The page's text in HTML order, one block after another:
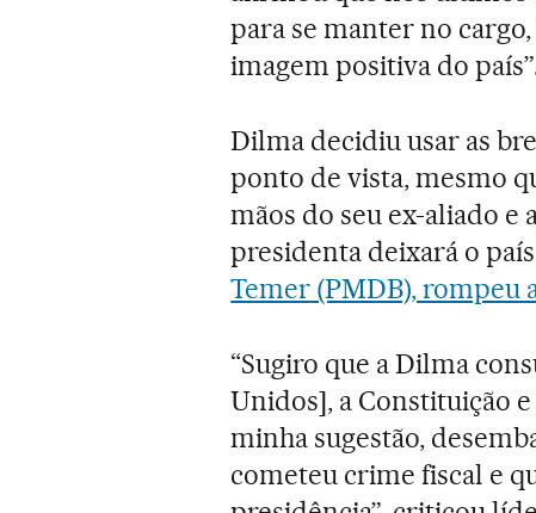
para se manter no
imagem positiva do
Dilma decidiu usar as
ponto de vista, mesmo
mãos do seu ex-aliado e
presidenta deixará o
Temer (PMDB), rompeu
“Sugiro que a Dilma
Unidos], a Constituição
minha sugestão,
cometeu crime fiscal e